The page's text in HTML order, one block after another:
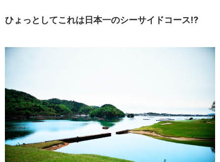
ひょっとしてこれは日本一のシーサイドコース!?